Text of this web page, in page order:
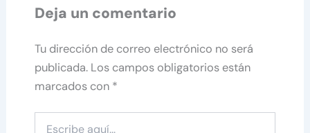
Deja un comentario
Tu dirección de correo electrónico no será
publicada. Los campos obligatorios están
marcados con *